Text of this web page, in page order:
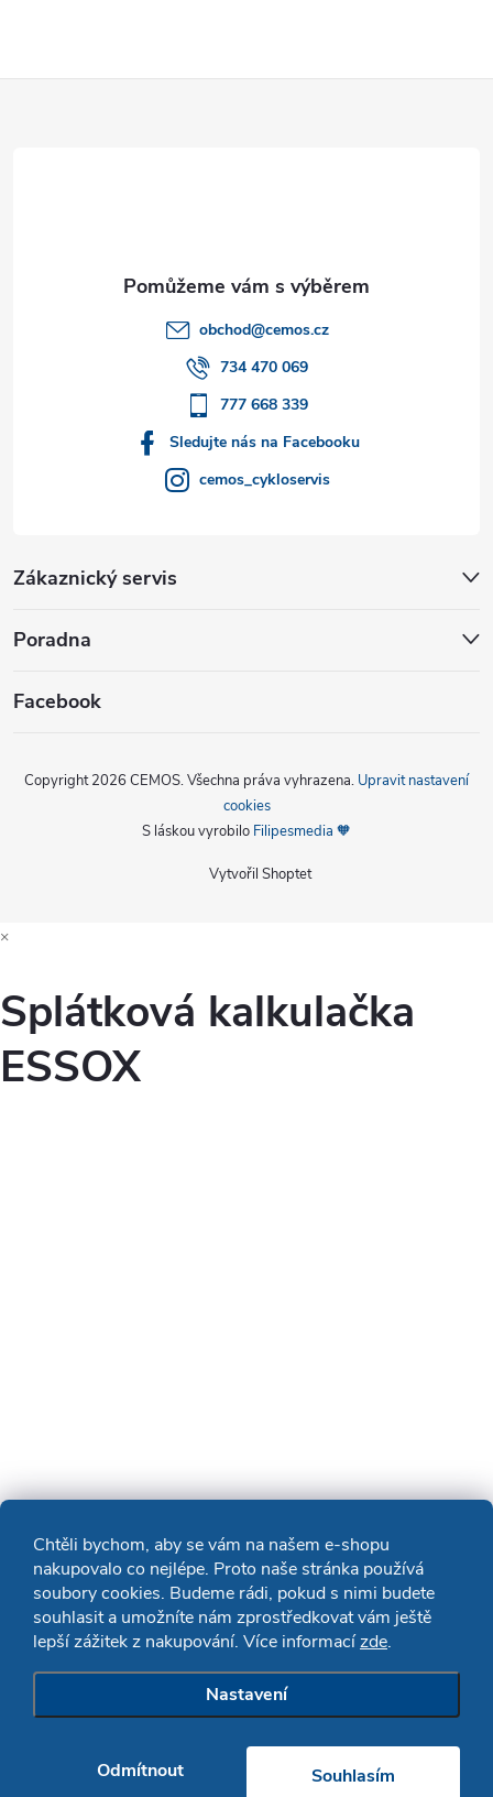
Chtěli bychom, aby se vám na našem e-shopu
nakupovalo co nejlépe. Proto naše stránka používá
soubory cookies. Budeme rádi, pokud s nimi budete
souhlasit a umožníte nám zprostředkovat vám ještě
lepší zážitek z nakupování. Více informacízde.
Nastavení
Odmítnout Souhlasím
obchod@cemos.cz
734 470 069
777 668 339
Sledujte nás na Facebooku
cemos_cykloservis
Zákaznický servis
Poradna
Facebook
Vytvořil Shoptet
Copyright 2026 CEMOS. Všechna práva vyhrazena. Upravit nastavení
cookies
S láskou vyrobilo Filipesmedia 🧡
×
Splátková kalkulačka
ESSOX